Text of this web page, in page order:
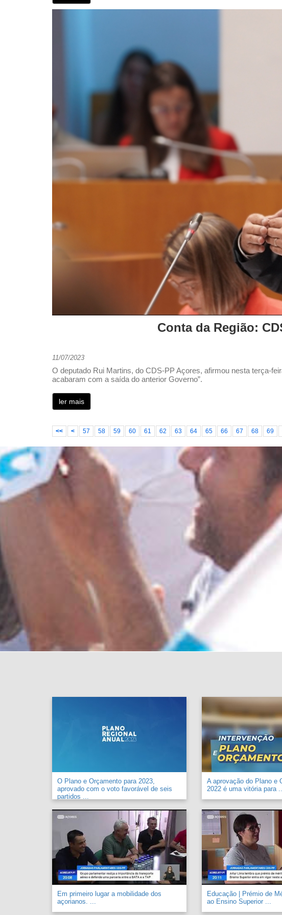
Conta da Região:
11/07/2023
O deputado Rui Martins, do CDS-PP Açores, afirmou nesta terça-
acabaram com a saída do anterior Governo”.
ler mais
<< < 57 58 59 60 61 62 63 64 65 66 67 68 69
O Plano e Orçamento para 2023,
aprovado com o voto favorável de seis
partidos ...
A aprovação do Plano e
2022 é uma vitória para
Em primeiro lugar a mobilidade dos
açorianos. ...
Educação | Prémio de
ao Ensino Superior ...